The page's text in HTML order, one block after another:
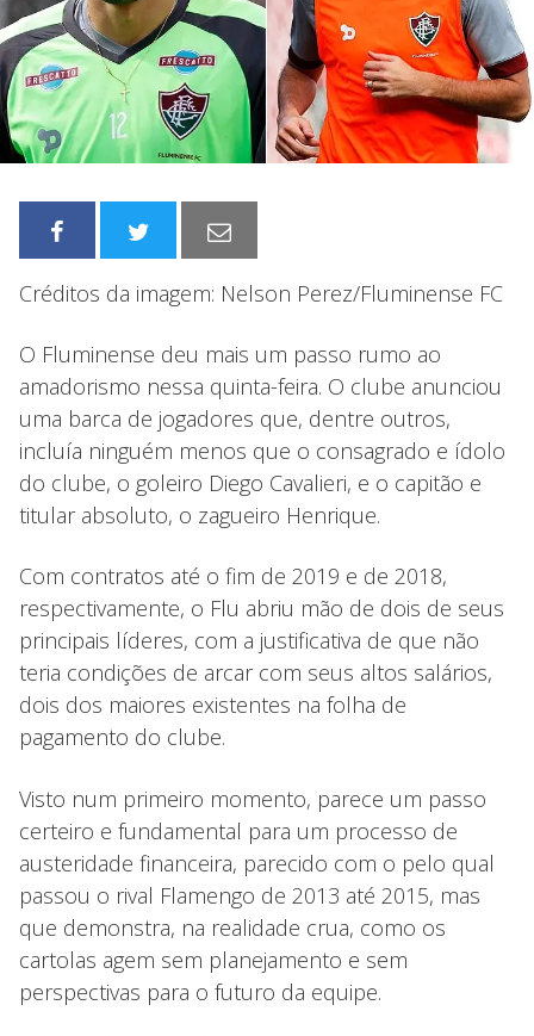
Créditos da imagem: Nelson Perez/Fluminense FC
O Fluminense deu mais um passo rumo ao
amadorismo nessa quinta-feira. O clube anunciou
uma barca de jogadores que, dentre outros,
incluía ninguém menos que o consagrado e ídolo
do clube, o goleiro Diego Cavalieri, e o capitão e
titular absoluto, o zagueiro Henrique.
Com contratos até o fim de 2019 e de 2018,
respectivamente, o Flu abriu mão de dois de seus
principais líderes, com a justificativa de que não
teria condições de arcar com seus altos salários,
dois dos maiores existentes na folha de
pagamento do clube.
Visto num primeiro momento, parece um passo
certeiro e fundamental para um processo de
austeridade financeira, parecido com o pelo qual
passou o rival Flamengo de 2013 até 2015, mas
que demonstra, na realidade crua, como os
cartolas agem sem planejamento e sem
perspectivas para o futuro da equipe.